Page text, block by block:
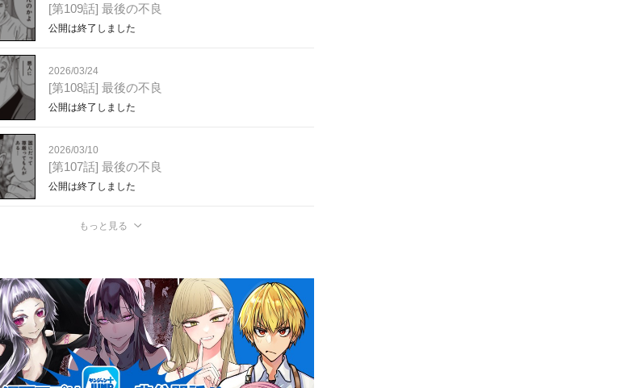
[第109話] 最後の不良
公開は終了しました
2026/03/24
[第108話] 最後の不良
公開は終了しました
2026/03/10
[第107話] 最後の不良
公開は終了しました
もっと見る